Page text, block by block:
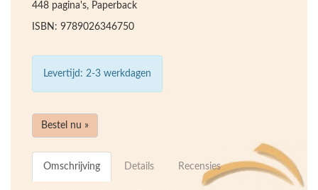
448 pagina's, Paperback
ISBN: 9789026346750
Levertijd: 2-3 werkdagen
Bestel nu »
Omschrijving Details Recensies